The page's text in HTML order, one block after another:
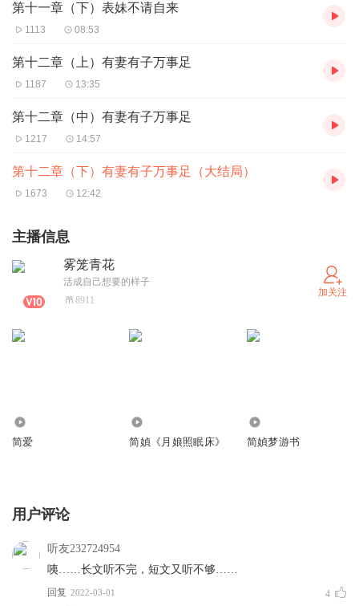
第十一章（下）表妹不请自来
1113 08:53
第十二章（上）有妻有子万事足
1187 13:35
第十二章（中）有妻有子万事足
1217 14:57
第十二章（下）有妻有子万事足（大结局）
1673 12:42
主播信息
雾笼青花
活成自己想要的样子
8911
加关注
简爱 简媜《月娘照眠床》 简媜梦游书
用户评论
听友232724954
咦……长文听不完，短文又听不够……
回复 2022-03-01 4